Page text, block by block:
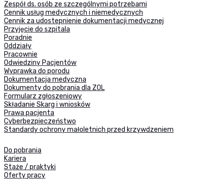
Zespół ds. osób ze szczególnymi potrzebami
Cennik usług medycznych i niemedycznych
Cennik za udostepnienie dokumentacji medycznej
Przyjęcie do szpitala
Poradnie
Oddziały
Pracownie
Odwiedziny Pacjentów
Wyprawka do porodu
Dokumentacja medyczna
Dokumenty do pobrania dla ZOL
Formularz zgłoszeniowy
Składanie Skarg i wniosków
Prawa pacjenta
Cyberbezpieczeństwo
Standardy ochrony małoletnich przed krzywdzeniem
Do pobrania
Kariera
Staże / praktyki
Oferty pracy